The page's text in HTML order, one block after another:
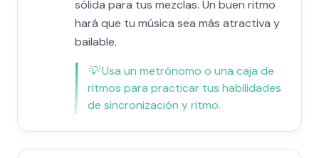
sólida para tus mezclas. Un buen ritmo
hará que tu música sea más atractiva y
bailable.
💡Usa un metrónomo o una caja de
ritmos para practicar tus habilidades
de sincronización y ritmo.